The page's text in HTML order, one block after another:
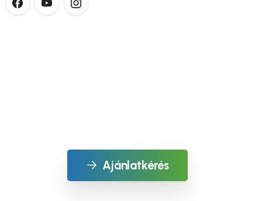
Ajánlatkérés